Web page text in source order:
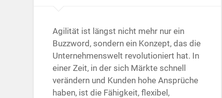
Agilität ist längst nicht mehr nur ein
Buzzword, sondern ein Konzept, das die
Unternehmenswelt revolutioniert hat. In
einer Zeit, in der sich Märkte schnell
verändern und Kunden hohe Ansprüche
haben, ist die Fähigkeit, flexibel,